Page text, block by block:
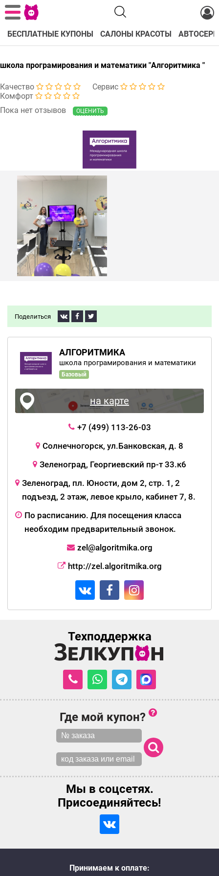
БЕСПЛАТНЫЕ КУПОНЫ САЛОНЫ КРАСОТЫ
школа програмирования и математики "Алгоритмика "
Качество
Сервис
Комфорт
Пока нет отзывов
ОЦЕНИТЬ
Поделиться
АЛГОРИТМИКА
школа програмирования и математики
Базовый
на карте
+7 (499) 113-26-03
Солнечногорск, ул.Банковская, д. 8
Зеленоград, Георгиевский пр-т 33.к6
Зеленоград, пл. Юности, дом 2, стр. 1, 2
подъезд, 2 этаж, левое крыло, кабинет 7, 8.
По расписанию. Для посещения класса
необходим предварительный звонок.
zel@algoritmika.org
http://zel.algoritmika.org
Техподдержка
Где мой купон?
Мы в соцсетях.
Присоединяйтесь!
Принимаем к оплате: